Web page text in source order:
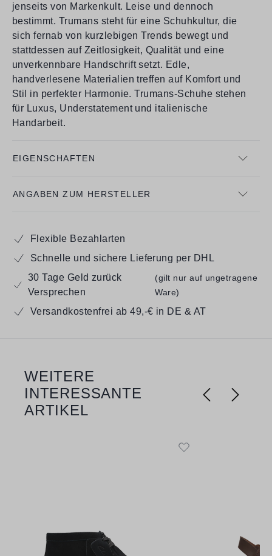
jenseits von Markenkult. Leise und dennoch
bestimmt. Trumans steht für eine Schuhkultur, die
sich fernab von kurzlebigen Trends bewegt und
stattdessen auf Zeitlosigkeit, Qualität und eine
unverkennbare Handschrift setzt. Edle,
handverlesene Materialien treffen auf Komfort und
Stil in perfekter Harmonie. Trumans-Schuhe stehen
für Luxus, Understatement und italienische
Handarbeit.
EIGENSCHAFTEN
ANGABEN ZUM HERSTELLER
Flexible Bezahlarten
Schnelle und sichere Lieferung per DHL
30 Tage Geld zurück
Versprechen
(gilt nur auf ungetragene
Ware)
Versandkostenfrei ab 49,-€ in DE & AT
Produktgalerie überspringen
WEITERE
INTERESSANTE
ARTIKEL